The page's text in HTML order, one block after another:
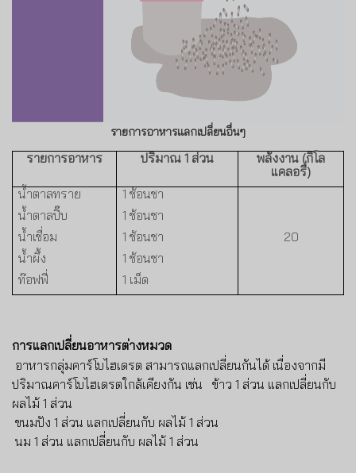
รายการอาหารแลกเปลี่ยนอื่นๆ
รายการอาหาร ปริมาณ 1 ส่วน
พลังงาน (กิโล
แคลอรี่)
น้ำตาลทราย
น้ำตาลปิ๊บ
น้ำเชื่อม
น้ำผึ้ง
ท๊อฟฟี่
1ช้อนชา
1ช้อนชา
1ช้อนชา
1ช้อนชา
1 เม็ด
20
การแลกเปลี่ยนอาหารต่างหมวด
อาหารกลุ่มคาร์โบไฮเดรต สามารถแลกเปลี่ยนกันได้ เนื่องจากมี
ปริมาณคาร์โบไฮเดรตใกล้เคียงกัน เช่น ข้าว 1 ส่วน แลกเปลี่ยนกับ
ผลไม้ 1 ส่วน
ขนมปัง 1 ส่วน แลกเปลี่ยนกับ ผลไม้ 1 ส่วน
นม 1 ส่วน แลกเปลี่ยนกับ ผลไม้ 1 ส่วน